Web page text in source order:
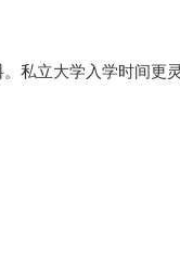
私立大学入学时间更